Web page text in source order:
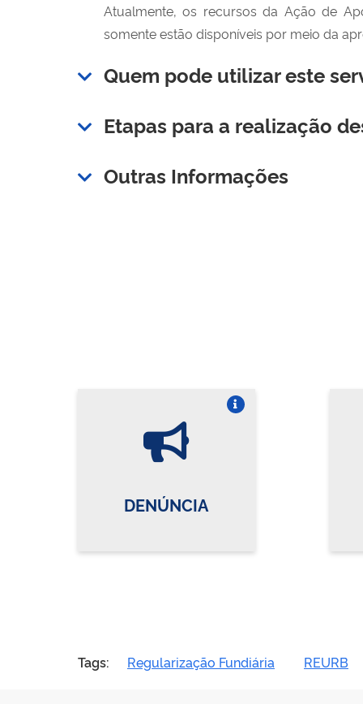
Atualmente, os recursos da Ação de
somente estão disponíveis por meio da
Quem pode utilizar este
Etapas para a realização
Outras Informações
DENÚNCIA
Tags: Regularização Fundiária REURB